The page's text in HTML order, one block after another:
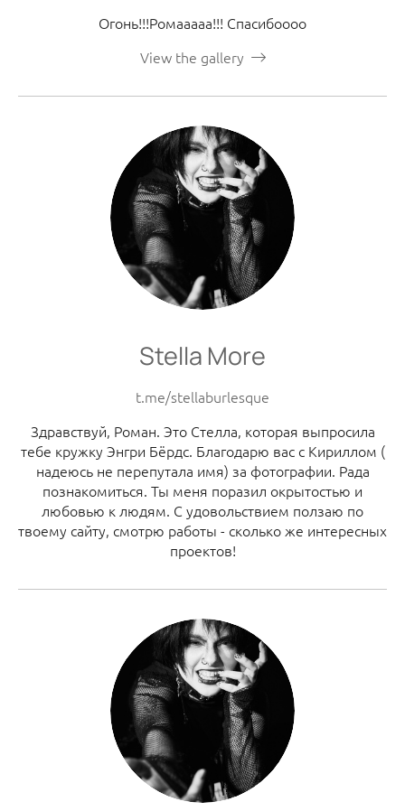
Огонь!!!Ромааааа!!! Спасибоооо
View the gallery
Stella More
t.me/stellaburlesque
Здравствуй, Роман. Это Стелла, которая выпросила
тебе кружку Энгри Бёрдс. Благодарю вас с Кириллом (
надеюсь не перепутала имя) за фотографии. Рада
познакомиться. Ты меня поразил окрытостью и
любовью к людям. С удовольствием ползаю по
твоему сайту, смотрю работы - сколько же интересных
проектов!